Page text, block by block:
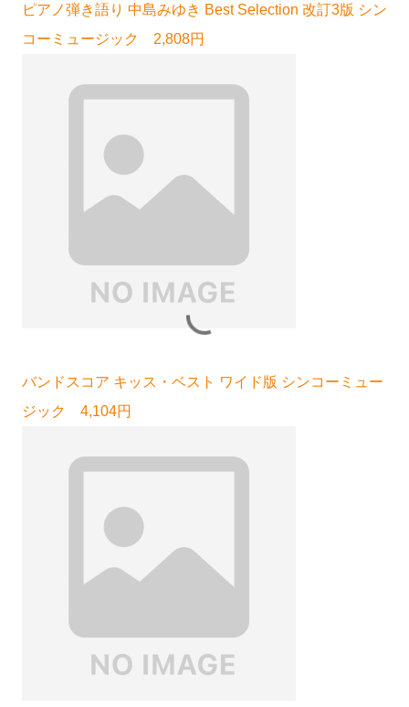
ピアノ弾き語り 中島みゆき Best Selection 改訂3版 シン
コーミュージック 2,808円
バンドスコア キッス・ベスト ワイド版 シンコーミュー
ジック 4,104円